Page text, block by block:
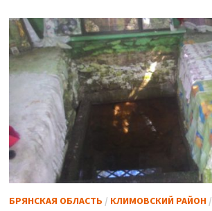
БРЯНСКАЯ ОБЛАСТЬ / КЛИМОВСКИЙ РАЙОН/